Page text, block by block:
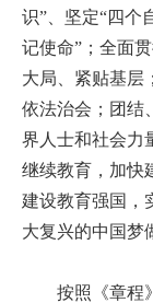
识”、坚定“四个
记使命”；全面
大局、紧贴基层
依法治会；团结
界人士和社会力
继续教育，加快
建设教育强国，
大复兴的中国梦
按照《章程》